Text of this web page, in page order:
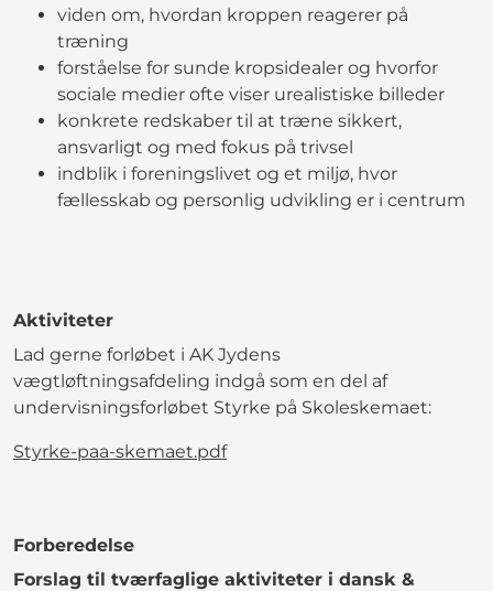
viden om, hvordan kroppen reagerer på
træning
forståelse for sunde kropsidealer og hvorfor
sociale medier ofte viser urealistiske billeder
konkrete redskaber til at træne sikkert,
ansvarligt og med fokus på trivsel
indblik i foreningslivet og et miljø, hvor
fællesskab og personlig udvikling er i centrum
Aktiviteter
Lad gerne forløbet i AK Jydens
vægtløftningsafdeling indgå som en del af
undervisningsforløbet Styrke på Skoleskemaet:
Styrke-paa-skemaet.pdf
Forberedelse
Forslag til tværfaglige aktiviteter i dansk &